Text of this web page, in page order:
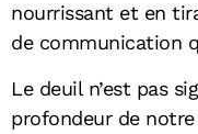
nourrissant et en
de communication
Le deuil n’est pas
profondeur de